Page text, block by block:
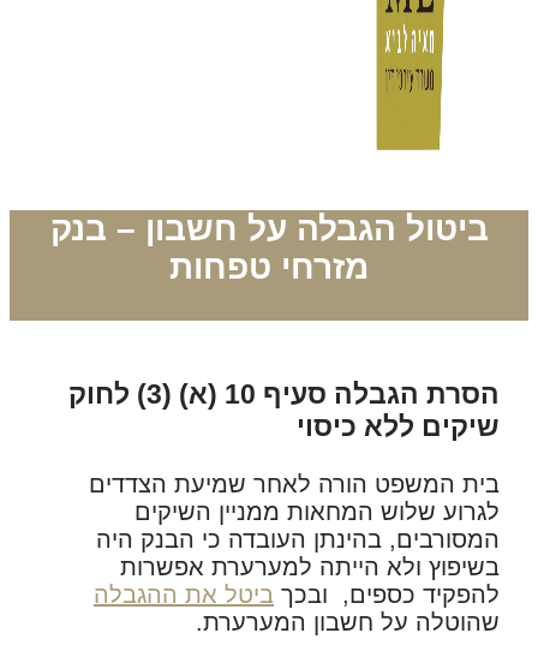
ביטול הגבלה על חשבון – בנק
מזרחי טפחות
הסרת הגבלה סעיף 10 (א) (3) לחוק
שיקים ללא כיסוי
בית המשפט הורה לאחר שמיעת הצדדים
לגרוע שלוש המחאות ממניין השיקים
המסורבים, בהינתן העובדה כי הבנק היה
בשיפוץ ולא הייתה למערערת אפשרות
להפקיד כספים, ובכךביטל את ההגבלה
שהוטלה על חשבון המערערת.